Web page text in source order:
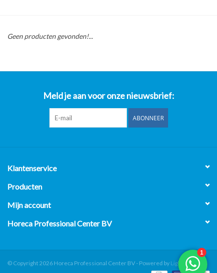
Over ons
Geen producten gevonden!...
Meld je aan voor onze nieuwsbrief:
ABONNEER
Klantenservice
Producten
Mijn account
Horeca Professional Center BV
© Copyright 2026 Horeca Professional Center BV - Powered by Lightspeed